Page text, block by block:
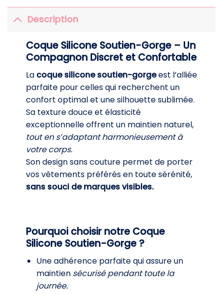
Description
Coque Silicone Soutien-Gorge – Un
Compagnon Discret et Confortable
La coque silicone soutien-gorgeest l’alliée
parfaite pour celles qui recherchent un
confort optimal et une silhouette sublimée.
Sa texture douce et élasticité
exceptionnelle offrent un maintien naturel,
tout en s’adaptant harmonieusement à
votre corps.
Son design sans couture permet de porter
vos vêtements préférés en toute sérénité,
sans souci de marques visibles.
Pourquoi choisir notre Coque
Silicone Soutien-Gorge ?
Une adhérence parfaite qui assure un
maintien sécurisé pendant toute la
journée.